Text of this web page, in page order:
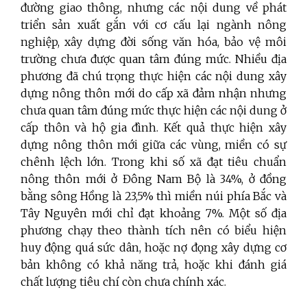
đường giao thông, nhưng các nội dung về phát
triển sản xuất gắn với cơ cấu lại ngành nông
nghiệp, xây dựng đời sống văn hóa, bảo vệ môi
trường chưa được quan tâm đúng mức. Nhiều địa
phương đã chú trọng thực hiện các nội dung xây
dựng nông thôn mới do cấp xã đảm nhận nhưng
chưa quan tâm đúng mức thực hiện các nội dung ở
cấp thôn và hộ gia đình. Kết quả thực hiện xây
dựng nông thôn mới giữa các vùng, miền có sự
chênh lệch lớn. Trong khi số xã đạt tiêu chuẩn
nông thôn mới ở Đông Nam Bộ là 34%, ở đồng
bằng sông Hồng là 23,5% thì miền núi phía Bắc và
Tây Nguyên mới chỉ đạt khoảng 7%. Một số địa
phương chạy theo thành tích nên có biểu hiện
huy động quá sức dân, hoặc nợ đọng xây dựng cơ
bản không có khả năng trả, hoặc khi đánh giá
chất lượng tiêu chí còn chưa chính xác.